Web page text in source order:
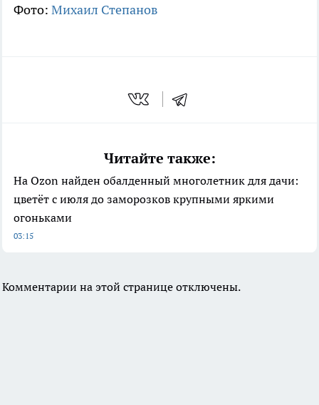
Фото: Михаил Степанов
Читайте также:
На Ozon найден обалденный многолетник для дачи:
цветёт с июля до заморозков крупными яркими
огоньками
03:15
Комментарии на этой странице отключены.